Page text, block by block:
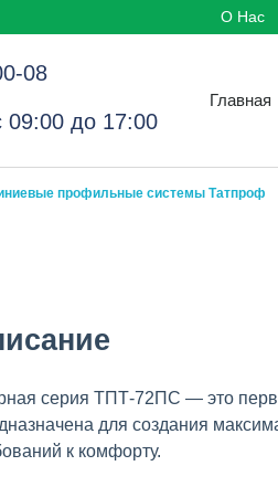
О Нас
08
09:00 до 17:00
Главная
профильные системы Татпроф
серия ТПТ-72ПС — это
для создания
к комфорту.